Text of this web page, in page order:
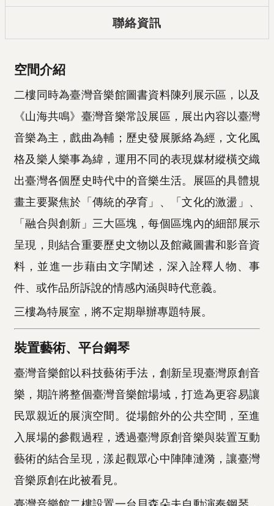
聯絡資訊
空間介紹
二樓同時為臺灣音樂館圖書資料陳列展示區，以及
《山海共鳴》臺灣音樂常設展區，展出內容以臺灣
音樂為主，戲曲為輔；歷史發展脈絡為經，文化風
格及樂人樂事為緯，運用不同的表現媒材縱橫交織
出臺灣各個歷史時代中的音樂生活。展區的具體規
畫主要聚焦於「傳統的孕育」、「文化的激盪」、
「融合與創新」三大區塊，每個區塊內的細部展示
呈現，則結合重要歷史文物以及館藏圖書和影音資
料，並進一步藉由文字闡述，深入詮釋人物、事
件、或作品所訴說的情感內涵與時代意義。
三樓為特展室，將不定期舉辦專題特展。
裝置藝術、平台鋼琴
臺灣音樂館以科技藝術手法，創新呈現臺灣原創音
樂，期許將整個臺灣音樂館場域，打造為更容易讓
民眾親近的展演空間。從場館外的公共空間，至進
入展場的參觀過程，透過臺灣原創音樂與裝置互動
藝術的結合呈現，漾起觀眾心中陣陣漣漪，讓臺灣
音樂原創在此被看見。